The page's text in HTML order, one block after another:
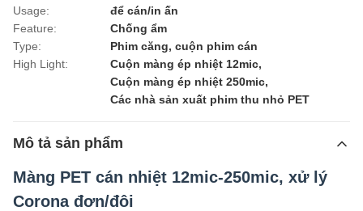
Usage:
để cán/in ấn
Feature:
Chống ẩm
Type:
Phim căng, cuộn phim cán
High Light:
Cuộn màng ép nhiệt 12mic,
Cuộn màng ép nhiệt 250mic,
Các nhà sản xuất phim thu nhỏ PET
Mô tả sản phẩm
Màng PET cán nhiệt 12mic-250mic, xử lý
Corona đơn/đôi